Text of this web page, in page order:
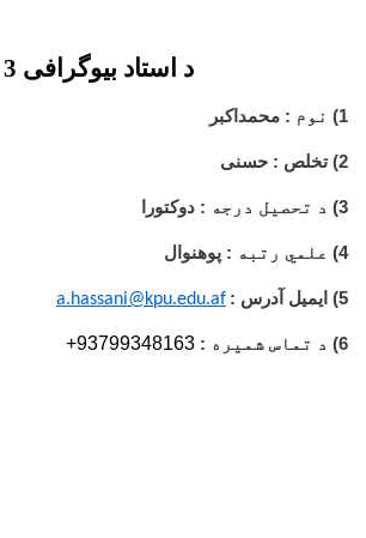
د استاد بیوگرافی 3
1) نوم : محمداکبر
2) تخلص : حسنی
3) د تحصیل درجه : دوکتورا
4) علمي رتبه : پوهنوال
5) ایمیل آدرس : a.hassani@kpu.edu.af
6) د تماس شمیره :
+93799348163